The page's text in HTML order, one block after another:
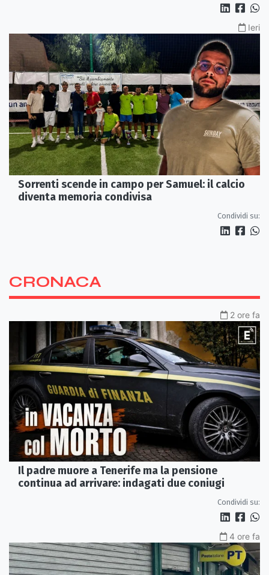
Ieri
Sorrenti scende in campo per Samuel: il calcio
diventa memoria condivisa
Condividi su:
CRONACA
2 ore fa
Il padre muore a Tenerife ma la pensione
continua ad arrivare: indagati due coniugi
Condividi su:
4 ore fa